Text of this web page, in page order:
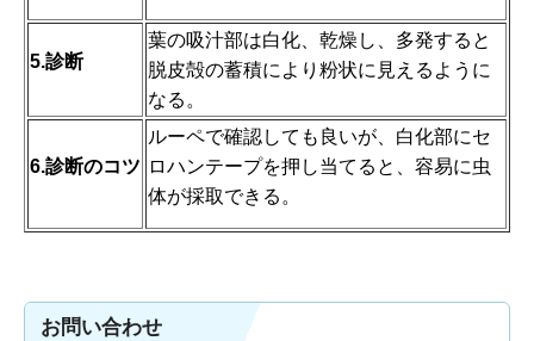
5.診断
葉の吸汁部は白化、乾燥し、多発すると
脱皮殻の蓄積により粉状に見えるように
なる。
6.診断のコツ
ルーペで確認しても良いが、白化部にセ
ロハンテープを押し当てると、容易に虫
体が採取できる。
お問い合わせ